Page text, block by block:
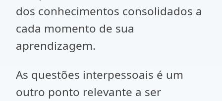
dos conhecimentos consolidados a
cada momento de sua
aprendizagem.
As questões interpessoais é um
outro ponto relevante a ser